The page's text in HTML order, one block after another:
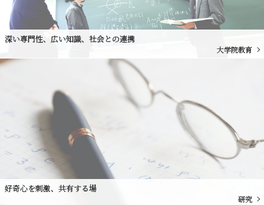
深い専門性、広い知識、社会との連携
大学院教育
好奇心を刺激、共有する場
研究